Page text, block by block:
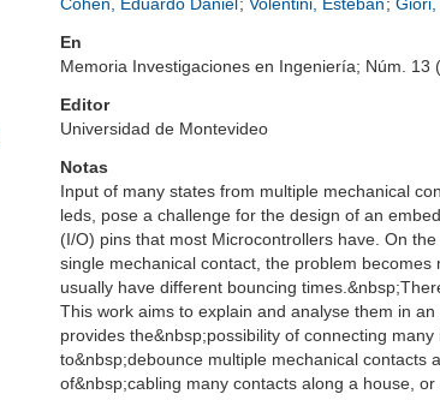
En
Memoria Investigaciones en Ingeniería; Núm. 13
Editor
Universidad de Montevideo
Notas
Input of many states from multiple mechanical
leds, pose a challenge for the design of an
(I/O) pins that most Microcontrollers have. On
single mechanical contact, the problem
usually have different bouncing
This work aims to explain and analyse them in
provides the&nbsp;possibility of connecting
to&nbsp;debounce multiple mechanical contacts
of&nbsp;cabling many contacts along a house, or